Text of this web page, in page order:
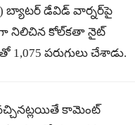
బ్యాటర్ డేవిడ్ వార్నర్‌పై
గా నిలిచిన‌ కోల్‌కతా నైట్
1,075 పరుగులు చేశాడు.
కామెంట్